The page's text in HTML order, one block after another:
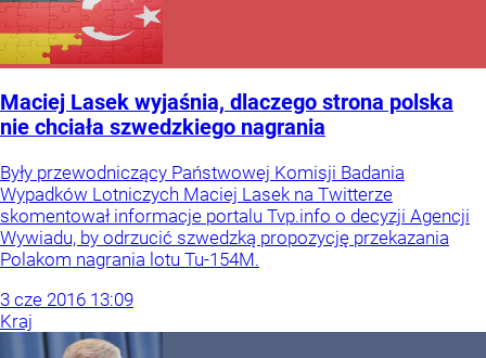
Maciej Lasek wyjaśnia, dlaczego strona polska
nie chciała szwedzkiego nagrania
Były przewodniczący Państwowej Komisji Badania
Wypadków Lotniczych Maciej Lasek na Twitterze
skomentował informacje portalu Tvp.info o decyzji Agencji
Wywiadu, by odrzucić szwedzką propozycję przekazania
Polakom nagrania lotu Tu-154M.
3 cze 2016 13:09
Kraj